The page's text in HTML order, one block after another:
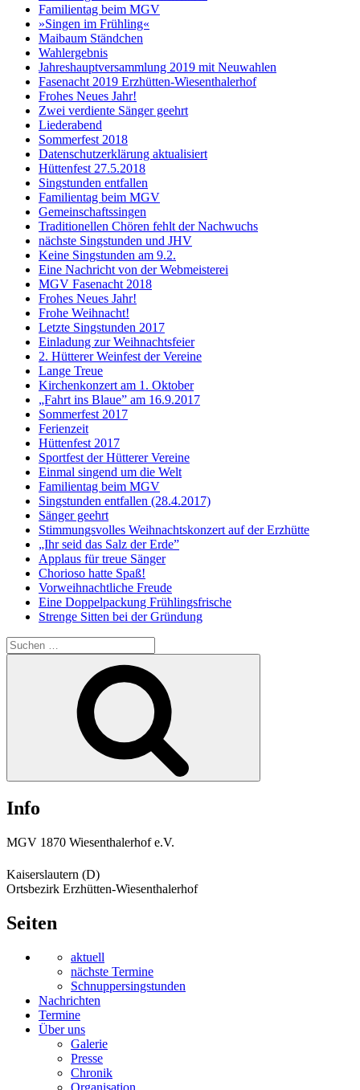
Familientag beim MGV
»Singen im Frühling«
Maibaum Ständchen
Wahlergebnis
Jahreshauptversammlung 2019 mit Neuwahlen
Fasenacht 2019 Erzhütten-Wiesenthalerhof
Frohes Neues Jahr!
Zwei verdiente Sänger geehrt
Liederabend
Sommerfest 2018
Datenschutzerklärung aktualisiert
Hüttenfest 27.5.2018
Singstunden entfallen
Familientag beim MGV
Gemeinschaftssingen
Traditionellen Chören fehlt der Nachwuchs
nächste Singstunden und JHV
Keine Singstunden am 9.2.
Eine Nachricht von der Webmeisterei
MGV Fasenacht 2018
Frohes Neues Jahr!
Frohe Weihnacht!
Letzte Singstunden 2017
Einladung zur Weihnachtsfeier
2. Hütterer Weinfest der Vereine
Lange Treue
Kirchenkonzert am 1. Oktober
„Fahrt ins Blaue” am 16.9.2017
Sommerfest 2017
Ferienzeit
Hüttenfest 2017
Sportfest der Hütterer Vereine
Einmal singend um die Welt
Familientag beim MGV
Singstunden entfallen (28.4.2017)
Sänger geehrt
Stimmungsvolles Weihnachtskonzert auf der Erzhütte
„Ihr seid das Salz der Erde”
Applaus für treue Sänger
Chorioso hatte Spaß!
Vorweihnachtliche Freude
Eine Doppelpackung Frühlingsfrische
Strenge Sitten bei der Gründung
Suchen
nach:
Info
MGV 1870 Wiesenthalerhof e.V.
Kaiserslautern (D)
Ortsbezirk Erzhütten-Wiesenthalerhof
Seiten
aktuell
nächste Termine
Schnuppersingstunden
Nachrichten
Termine
Über uns
Galerie
Presse
Chronik
Organisation